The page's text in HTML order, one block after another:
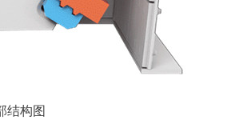
结构图